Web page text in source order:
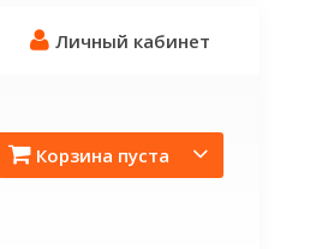
Личный кабинет
Корзина пуста